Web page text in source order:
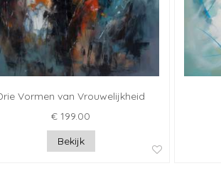
Vormen van Vrouwelijkheid
€ 199.00
Bekijk